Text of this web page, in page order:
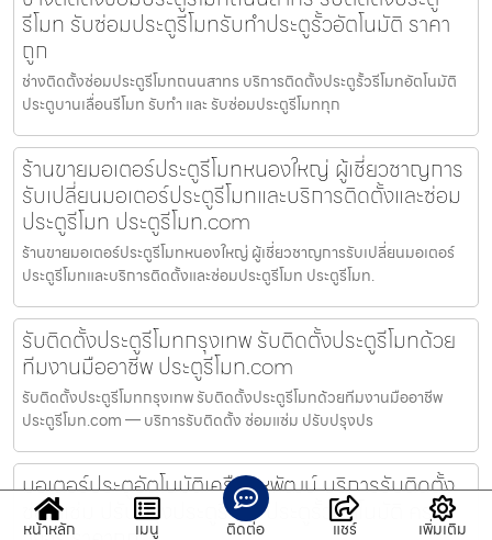
รีโมท รับซ่อมประตูรีโมทรับทำประตูรั้วอัตโนมัติ ราคา
ถูก
ช่างติดตั้งซ่อมประตูรีโมทถนนสาทร บริการติดตั้งประตูรั้วรีโมทอัตโนมัติ
ประตูบานเลื่อนรีโมท รับทำ และ รับซ่อมประตูรีโมททุก
ร้านขายมอเตอร์ประตูรีโมทหนองใหญ่ ผู้เชี่ยวชาญการ
รับเปลี่ยนมอเตอร์ประตูรีโมทและบริการติดตั้งและซ่อม
ประตูรีโมท ประตูรีโมท.com
ร้านขายมอเตอร์ประตูรีโมทหนองใหญ่ ผู้เชี่ยวชาญการรับเปลี่ยนมอเตอร์
ประตูรีโมทและบริการติดตั้งและซ่อมประตูรีโมท ประตูรีโมท.
รับติดตั้งประตูรีโมทกรุงเทพ รับติดตั้งประตูรีโมทด้วย
ทีมงานมืออาชีพ ประตูรีโมท.com
รับติดตั้งประตูรีโมทกรุงเทพ รับติดตั้งประตูรีโมทด้วยทีมงานมืออาชีพ
ประตูรีโมท.com — บริการรับติดตั้ง ซ่อมแซ่ม ปรับปรุงปร
มอเตอร์ประตูอัตโนมัติเครือสหพัฒน์ บริการรับติดตั้ง
ซ่อมแซ่ม ปรับปรุงประตูรีโมท ประตูรั้วอัตโนมัติ ครบ
หน้าหลัก เมนู ติดต่อ แชร์ เพิ่มเติม